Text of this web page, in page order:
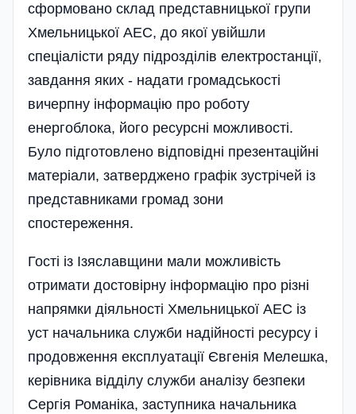
сформовано склад представницької групи
Хмельницької АЕС, до якої увійшли
спеціалісти ряду підрозділів електро­станції,
завдання яких - надати громадськості
вичерпну інформацію про роботу
енергоблока, його ресурсні можливості.
Було підготовлено відповідні презентаційні
матеріали, затверджено графік зустрічей із
представниками громад зони
спостереження.
Гості із Ізяславщини мали можливість
отримати достовірну інформацію про різні
напрямки діяльності Хмельницької АЕС із
уст начальника служби надійності ресурсу і
продовження експлуатації Євгенія Мелешка,
керівника відділу служби аналі­зу безпеки
Сергія Романіка, заступника начальни­ка